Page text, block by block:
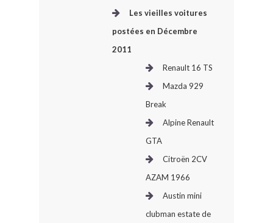
Les vieilles voitures
postées en Décembre
2011
Renault 16 TS
Mazda 929
Break
Alpine Renault
GTA
Citroën 2CV
AZAM 1966
Austin mini
clubman estate de